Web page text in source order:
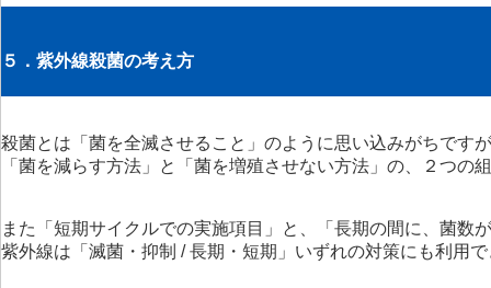
５．紫外線殺菌の考え方
殺菌とは「菌を全滅させること」のように思い込みがちです
「菌を減らす方法」と「菌を増殖させない方法」の、２つの
また「短期サイクルでの実施項目」と、「長期の間に、菌数
紫外線は「滅菌・抑制 / 長期・短期」いずれの対策にも利用